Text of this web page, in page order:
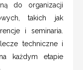
do organizacji
takich jak
i seminaria.
techniczne i
każdym etapie